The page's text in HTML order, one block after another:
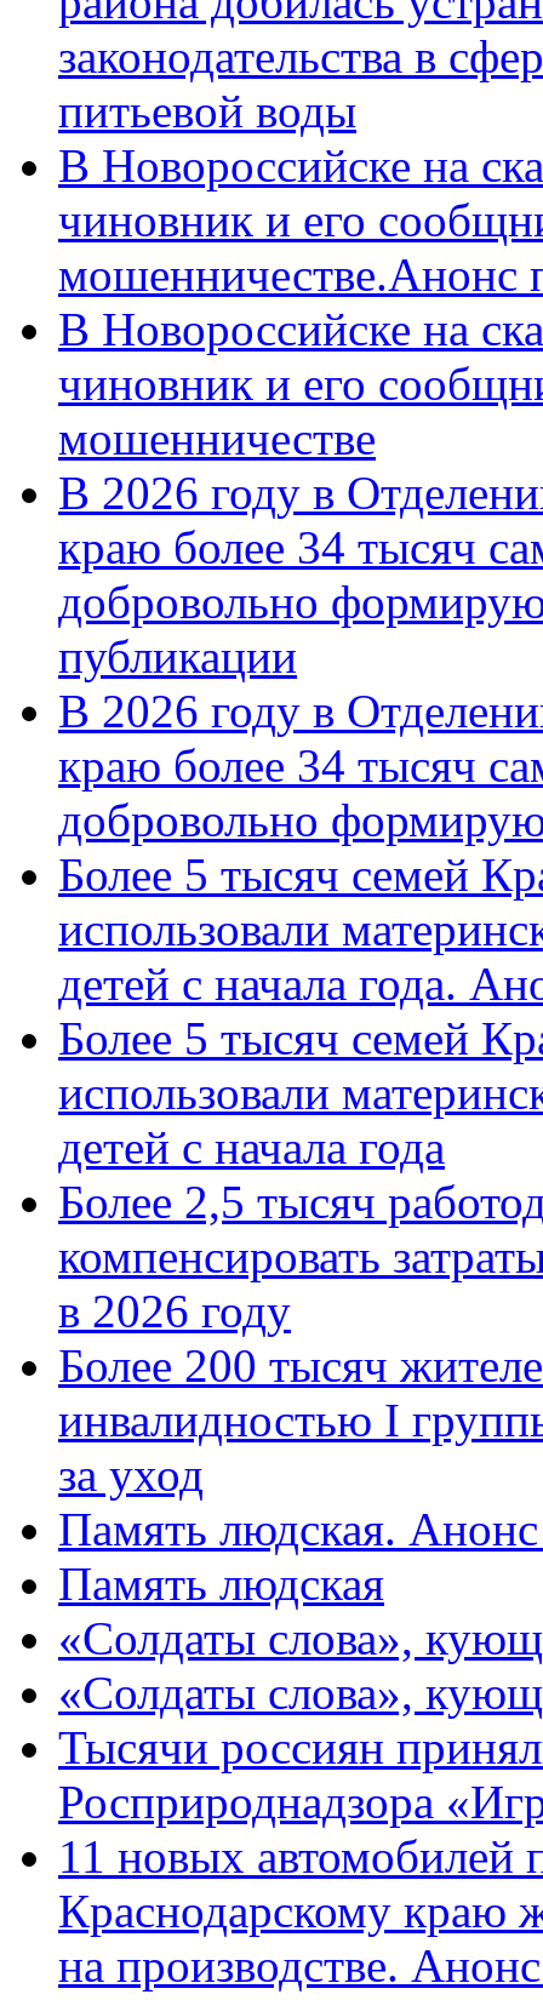
законодательства в
питьевой воды
В Новороссийске на
чиновник и его
мошенничестве.Анонс
В Новороссийске на
чиновник и его
мошенничестве
В 2026 году в
краю более 34 тысяч
добровольно
публикации
В 2026 году в
краю более 34 тысяч
добровольно
Более 5 тысяч семей
использовали
детей с начала года.
Более 5 тысяч семей
использовали
детей с начала года
Более 2,5 тысяч
компенсировать
в 2026 году
Более 200 тысяч
инвалидностью I
за уход
Память людская.
Память людская
«Солдаты слова»,
«Солдаты слова»,
Тысячи россиян
Росприроднадзора
11 новых автомобилей
Краснодарскому краю
на производстве.